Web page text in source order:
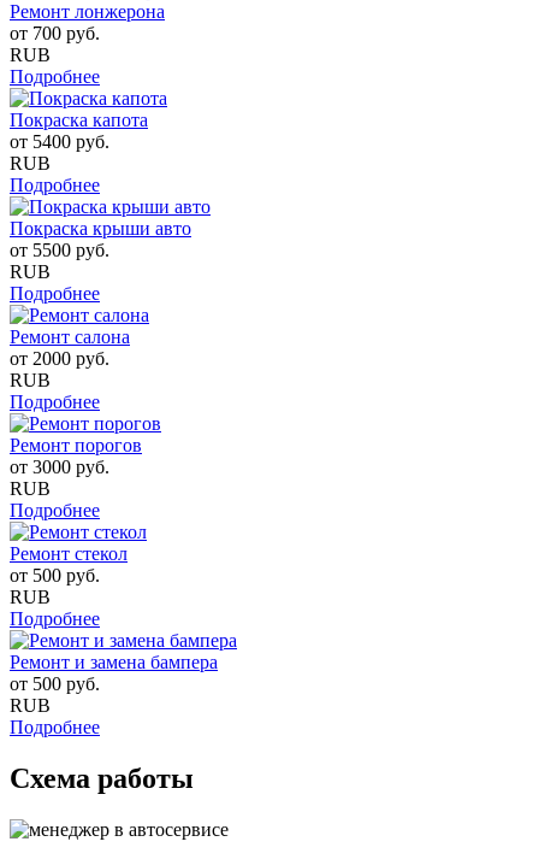
Ремонт лонжерона
от 700 руб.
RUB
Подробнее
Покраска капота
от 5400 руб.
RUB
Подробнее
Покраска крыши авто
от 5500 руб.
RUB
Подробнее
Ремонт салона
от 2000 руб.
RUB
Подробнее
Ремонт порогов
от 3000 руб.
RUB
Подробнее
Ремонт стекол
от 500 руб.
RUB
Подробнее
Ремонт и замена бампера
от 500 руб.
RUB
Подробнее
Схема работы